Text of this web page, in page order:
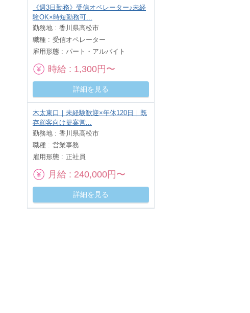
《週3日勤務》受信オペレーター♪未経
験OK×時短勤務可...
勤務地
香川県高松市
職種
受信オペレーター
雇用形態
パート・アルバイト
時給 1,300円〜
詳細を見る
木太東口｜未経験歓迎×年休120日｜既
存顧客向け提案営...
勤務地
香川県高松市
職種
営業事務
雇用形態
正社員
月給 240,000円〜
詳細を見る